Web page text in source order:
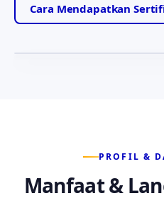
Cara Mendapatkan
Motto yang memandu
ketabahan, kejujuran, dan
PROFIL &
Manfaat &